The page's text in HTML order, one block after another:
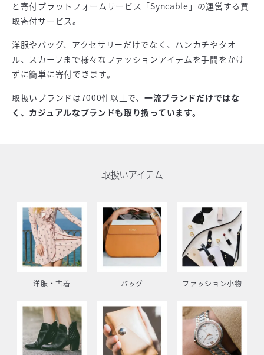
と寄付プラットフォームサービス「Syncable」の運営する買
取寄付サービス。
洋服やバッグ、アクセサリーだけでなく、ハンカチやタオ
ル、スカーフまで様々なファッションアイテムを手間をかけ
ずに簡単に寄付できます。
取扱いブランドは7000件以上で、 一流ブランドだけではな
く、カジュアルなブランドも取り扱っています。
取扱いアイテム
洋服・古着 バッグ ファッション小物